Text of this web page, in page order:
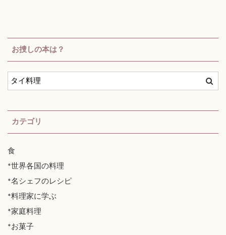
お捜しの本は？
カテゴリ
食
*世界各国の料理
*名シェフのレシピ
*料理家に学ぶ
*家庭料理
*お菓子